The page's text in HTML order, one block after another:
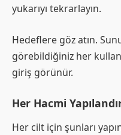
yukarıyı tekrarlayın.
Hedeflere göz atın.
görebildiğiniz her
giriş görünür.
Her Hacmi
Her cilt için şunları